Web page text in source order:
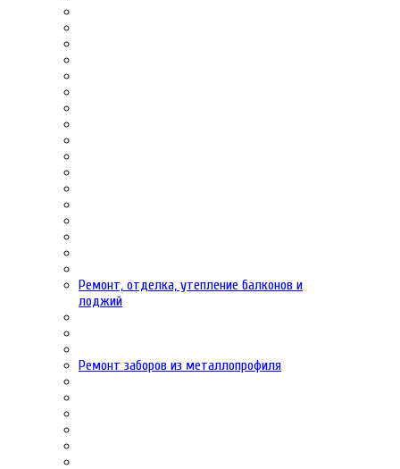
Ремонт, отделка, утепление балконов и
лоджий
Ремонт заборов из металлопрофиля